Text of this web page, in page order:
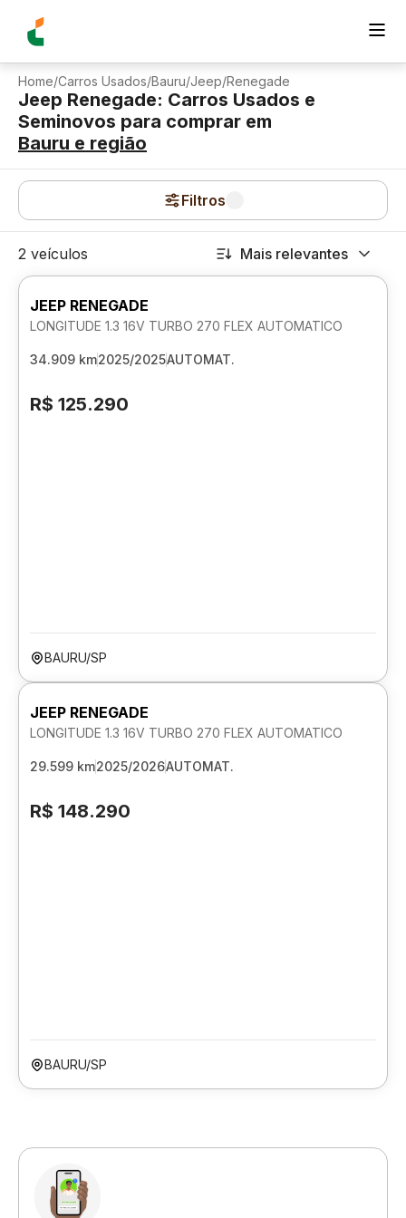
Home/Carros Usados/Bauru/Jeep/Renegade
Jeep Renegade: Carros Usados e
Seminovos para comprar em
Bauru e região
Filtros
2 veículos Mais relevantes
JEEP RENEGADE
LONGITUDE 1.3 16V TURBO 270 FLEX AUTOMATICO
34.909 km2025/2025AUTOMAT.
R$ 125.290
BAURU/SP
JEEP RENEGADE
LONGITUDE 1.3 16V TURBO 270 FLEX AUTOMATICO
29.599 km2025/2026AUTOMAT.
R$ 148.290
BAURU/SP